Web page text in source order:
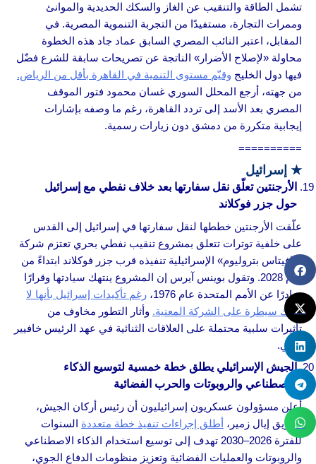
تشمل الطاقة والتنقيب عن الغاز والسكك الحديدية والموانئ
وممرات التجارة، مستفيدًا من التجربة التنموية المصرية. في
المقابل، اعتبر النائب المصري السابق عماد جاد هذه الخطوة
محاولة «لإصلاح الأضرار» الناتجة عن تصريحات سابقة للشرع فضّل
فيها دول الخليج وقيّم مستوى التنمية في القاهرة بأقل من الرياض.
من جهته، أرجع المحلل السوري غسان محمود فتور الموقف
المصري بعد الأسد إلى تردد القاهرة، رغم ما وصفه بإشارات
إيجابية متكررة من دمشق دون زيارات رسمية.
==========
★ إسرائيل
الأرجنتين تعلّق نقل سفارتها بعد خلاف نفطي مع إسرائيل
حول جزر فوكلاند
علّقت الأرجنتين خططها لنقل سفارتها في إسرائيل إلى القدس
على خلفية توترات تتعلق بمشروع تنقيب نفطي بحري تعتزم شركة
«نافيتاس بتروليوم» الإسرائيلية تنفيذه قرب جزر فوكلاند ابتداءً من
عام 2028. وتقول بوينس آيرس إن المشروع ينتهك سيادتها وقرارًا
صادرًا عن الأمم المتحدة عام 1976،
رغم تأكيدات إسرائيل بأنها لا
تملك سيطرة على الشركة المعنية. وأثار التطور مخاوف من
تأثيرات سلبية محتملة على العلاقات الثنائية في عهد الرئيس خافيير
ميلي.
الجيش الإسرائيلي يطلق خطة خمسية لتوسيع الذكاء
الاصطناعي والروبوتات والحرب الفضائية
أعلن مسؤولون عسكريون إسرائيليون أن رئيس أركان الجيش،
الفريق إيال زمير، أطلق إجراءات تنفيذ خطة متعددة السنوات
للفترة 2026–2030 تهدف إلى توسيع استخدام الذكاء الاصطناعي
والروبوتات والعمليات الفضائية وتعزيز منظومات الدفاع الجوي،